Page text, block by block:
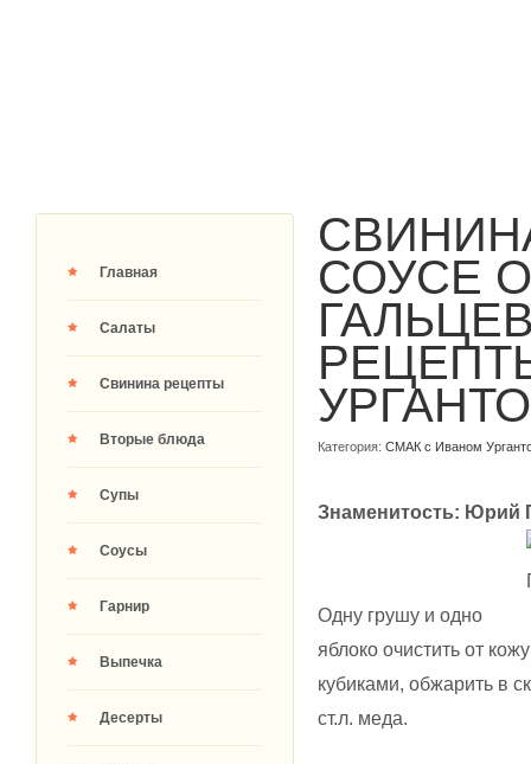
Главная
Салаты
Свинина рецепты
Вторые блюда
Супы
Соусы
Гарнир
Выпечка
Десерты
СОУСЕ
Категория: СМАК с Иваном
Знаменитость: Юрий
Одну грушу и одно
яблоко очистить от
кубиками, обжарить в
ст.л. меда.